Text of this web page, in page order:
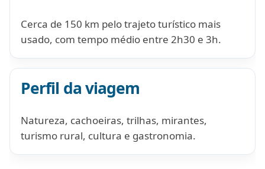
Cerca de 150 km pelo trajeto turístico mais
usado, com tempo médio entre 2h30 e 3h.
Perfil da viagem
Natureza, cachoeiras, trilhas, mirantes,
turismo rural, cultura e gastronomia.